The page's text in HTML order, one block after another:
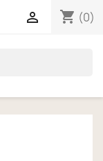
shopping_cart (0)
